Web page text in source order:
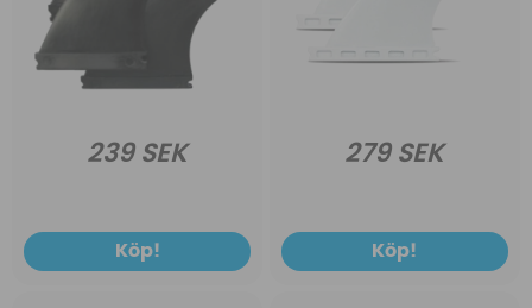
239 SEK
Köp!
279 SEK
Köp!